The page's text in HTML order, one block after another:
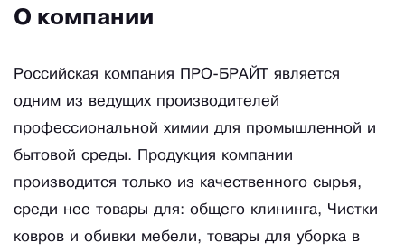
О компании
Российская компания ПРО-БРАЙТ является
одним из ведущих производителей
профессиональной химии для промышленной и
бытовой среды. Продукция компании
производится только из качественного сырья,
среди нее товары для: общего клининга, Чистки
ковров и обивки мебели, товары для уборка в